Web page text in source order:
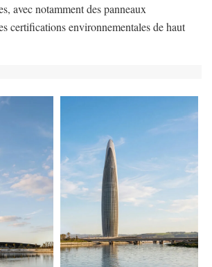
avec notamment des panneaux
certifications environnementales de haut